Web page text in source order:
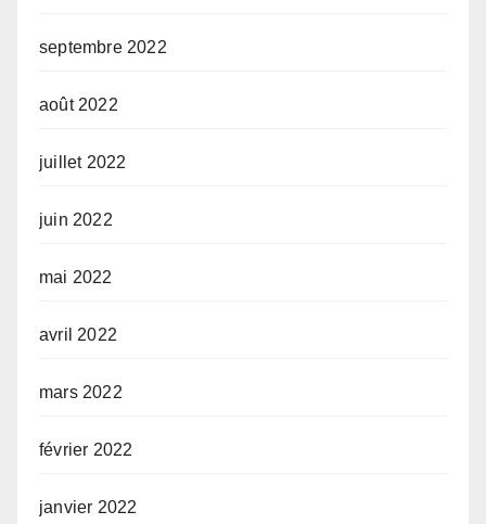
septembre 2022
août 2022
juillet 2022
juin 2022
mai 2022
avril 2022
mars 2022
février 2022
janvier 2022